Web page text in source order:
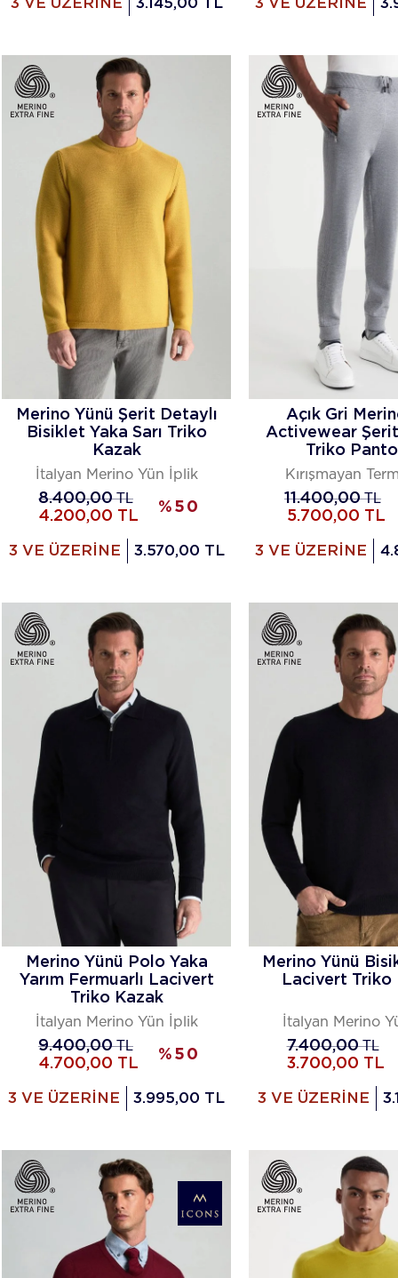
3 VE ÜZERİNE 3.145,00 TL 3 VE ÜZERİNE
Merino Yünü Şerit Detaylı
Bisiklet Yaka Sarı Triko
Kazak
İtalyan Merino Yün İplik
8.400,00TL
4.200,00 TL
% 50
3 VE ÜZERİNE 3.570,00 TL
Açık Gri
Activewear
Triko
Kırışmayan
11.400,00TL
5.700,00 TL
3 VE ÜZERİNE
Merino Yünü Polo Yaka
Yarım Fermuarlı Lacivert
Triko Kazak
İtalyan Merino Yün İplik
9.400,00TL
4.700,00 TL
% 50
3 VE ÜZERİNE 3.995,00 TL
Merino Yünü
Lacivert Triko
İtalyan Merino
7.400,00TL
3.700,00 TL
3 VE ÜZERİNE